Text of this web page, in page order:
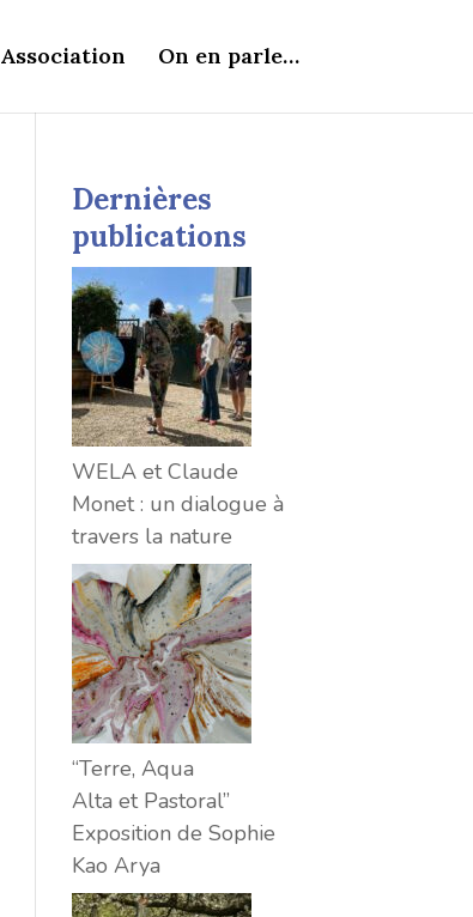
Association On en parle…
Dernières
publications
WELA et Claude
Monet : un dialogue à
travers la nature
“Terre, Aqua
Alta et Pastoral”
Exposition de Sophie
Kao Arya